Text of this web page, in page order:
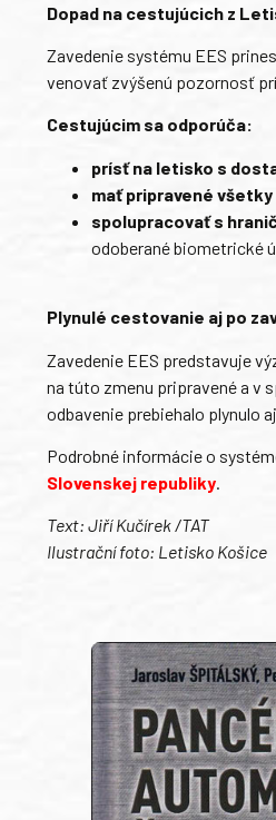
Dopad na cestujúcich z
Zavedenie systému EES
venovať zvýšenú pozornosť
Cestujúcim sa odporúča:
prísť na letisko s
mať pripravené
spolupracovať s
odoberané biometrické
Plynulé cestovanie aj po
Zavedenie EES predstavuje
na túto zmenu pripravené a v
odbavenie prebiehalo plynulo
Podrobné informácie o
Slovenskej republiky.
Text: Jiří Kučírek /TAT
Ilustrační foto: Letisko Košice